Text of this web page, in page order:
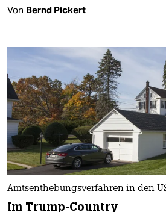
Von Bernd Pickert
Amtsenthebungsverfahren in den
Im Trump-Country